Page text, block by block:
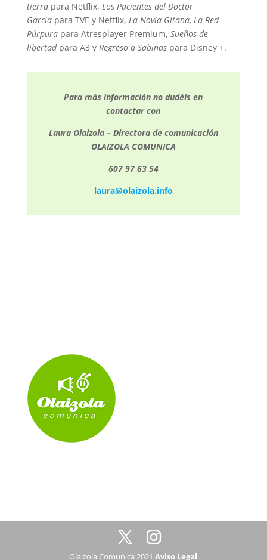
tierra para Netflix, Los Pacientes del Doctor
Garcíapara TVE y Netflix, La Novia Gitana, La Red
Púrpurapara Atresplayer Premium, Sueños de
libertadpara A3 y Regreso a Sabinaspara Disney +.
Para más información no dudéis en
contactar con
Laura Olaizola – Directora de comunicación
OLAIZOLA COMUNICA
607 97 63 54
laura@olaizola.info
Olaizola Comunica 2021Aviso Legal